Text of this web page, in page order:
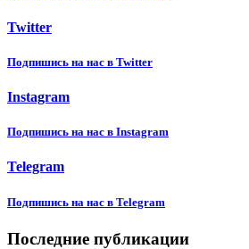
Twitter
Подпишиcь на нас в Twitter
Instagram
Подпишиcь на нас в Instagram
Telegram
Подпишиcь на нас в Telegram
Последние публикации